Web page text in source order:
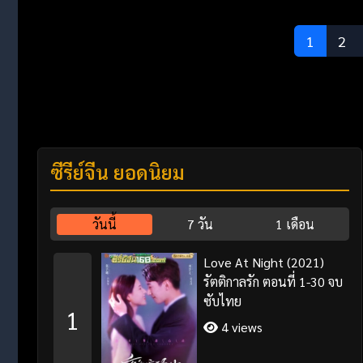
1 2
ซีรี่ย์จีน ยอดนิยม
วันนี้ 7 วัน 1 เดือน
1
Love At Night (2021)
รัตติกาลรัก ตอนที่ 1-30 จบ
ซับไทย
4 views